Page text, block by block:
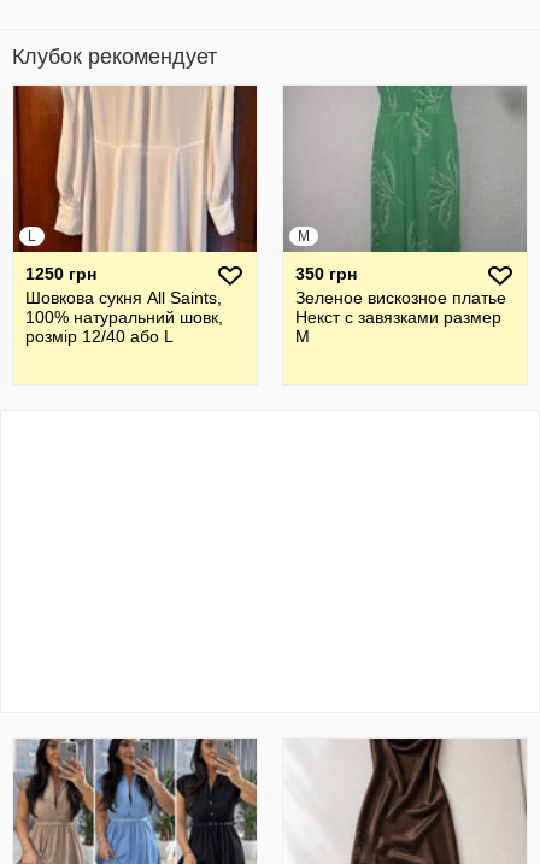
Клубок рекомендует
L
1250 грн
Шовкова cукня All Saints,
100% натуральний шовк,
розмір 12/40 або L
M
350 грн
Зеленое вискозное платье
Некст с завязками размер
М